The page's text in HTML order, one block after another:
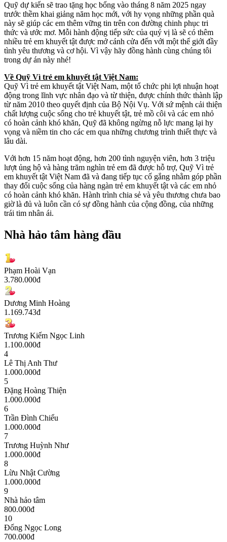
Quỹ dự kiến sẽ trao tặng học bổng vào tháng 8 năm 2025 ngay
trước thềm khai giảng năm học mới, với hy vọng những phần quà
này sẽ giúp các em thêm vững tin trên con đường chinh phục tri
thức và ước mơ. Mỗi hành động tiếp sức của quý vị là sẽ có thêm
nhiều trẻ em khuyết tật được mở cánh cửa đến với một thế giới đầy
tình yêu thương và cơ hội. Vì vậy hãy đồng hành cùng chúng tôi
trong dự án này nhé!
Về Quỹ Vì trẻ em khuyết tật Việt Nam:
Quỹ Vì trẻ em khuyết tật Việt Nam, một tổ chức phi lợi nhuận hoạt
động trong lĩnh vực nhân đạo và từ thiện, được chính thức thành lập
từ năm 2010 theo quyết định của Bộ Nội Vụ. Với sứ mệnh cải thiện
chất lượng cuộc sống cho trẻ khuyết tật, trẻ mồ côi và các em nhỏ
có hoàn cảnh khó khăn, Quỹ đã không ngừng nỗ lực mang lại hy
vọng và niềm tin cho các em qua những chương trình thiết thực và
lâu dài.
Với hơn 15 năm hoạt động, hơn 200 tình nguyện viên, hơn 3 triệu
lượt ủng hộ và hàng trăm nghìn trẻ em đã được hỗ trợ, Quỹ Vì trẻ
em khuyết tật Việt Nam đã và đang tiếp tục cố gắng nhằm góp phần
thay đổi cuộc sống của hàng ngàn trẻ em khuyết tật và các em nhỏ
có hoàn cảnh khó khăn. Hành trình chia sẻ và yêu thương chưa bao
giờ là đủ và luôn cần có sự đồng hành của cộng đồng, của những
trái tim nhân ái.
Nhà hảo tâm hàng đầu
Phạm Hoài Vạn
3.780.000đ
Dương Minh Hoàng
1.169.743đ
Trương Kiếm Ngọc Linh
1.100.000đ
4
Lê Thị Anh Thư
1.000.000đ
5
Đặng Hoàng Thiện
1.000.000đ
6
Trần Đình Chiểu
1.000.000đ
7
Trương Huỳnh Như
1.000.000đ
8
Lừu Nhật Cường
1.000.000đ
9
Nhà hảo tâm
800.000đ
10
Đống Ngọc Long
700.000đ